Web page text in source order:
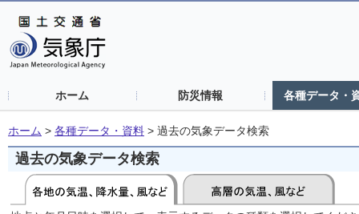
ホーム 防災情報 各種データ・
ホーム > 各種データ・資料 > 過去の気象データ検索
過去の気象データ検索